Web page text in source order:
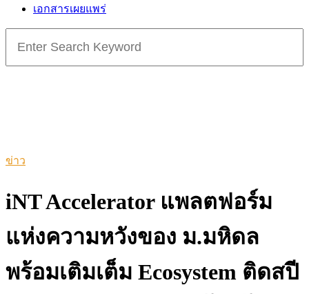
เอกสารเผยแพร่
for:
ข่าว
iNT Accelerator แพลตฟอร์ม
แห่งความหวังของ ม.มหิดล
พร้อมเติมเต็ม Ecosystem ติดสปี